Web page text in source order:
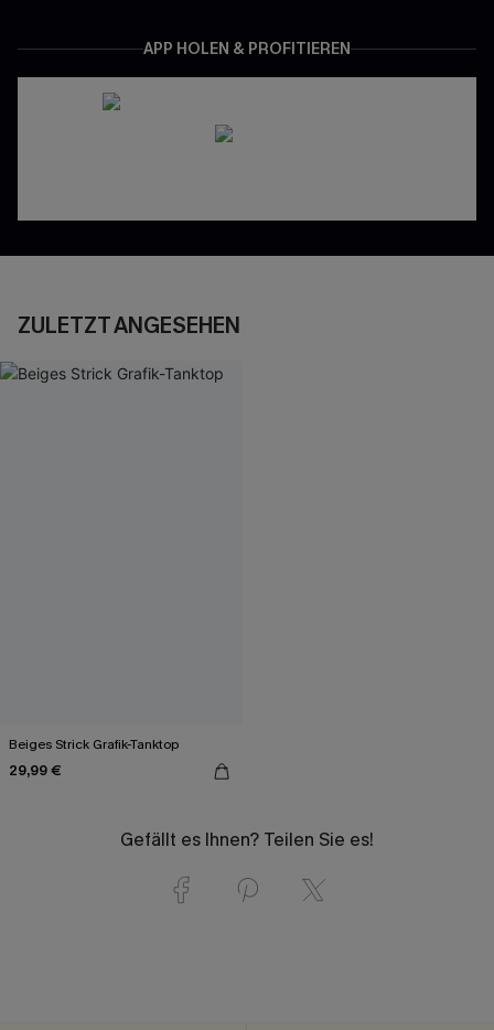
APP HOLEN & PROFITIEREN
ZULETZT ANGESEHEN
Beiges Strick Grafik-Tanktop
29,99 €
Gefällt es Ihnen? Teilen Sie es!